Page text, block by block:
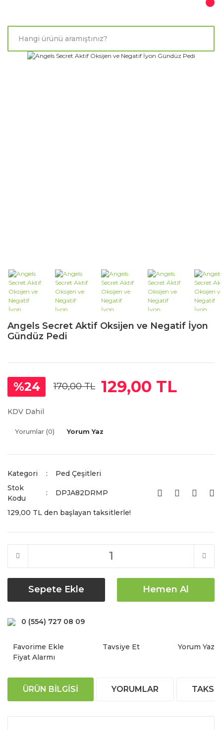
Angels Secret Aktif Oksijen ve Negatif İyon
Gündüz Pedi
%24 170,00 TL 129,00 TL
KDV Dahil
Yorumlar (0) Yorum Yaz
Kategori
Ped Çeşitleri
Stok
Kodu
DPJA82DRMP
129,00 TL den başlayan taksitlerle!
Sepete Ekle Hemen Al
0 (554) 727 08 09
Tavsiye Et
Yorum Yaz
Fiyat Alarmı
ÜRÜN BILGISI YORUMLAR